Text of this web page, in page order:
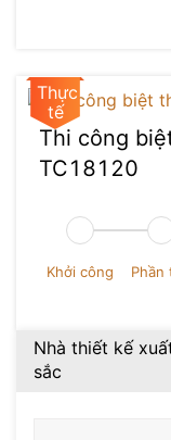
Thi công
TC18120
Khởi công Phần
Nhà thiết kế
sắc